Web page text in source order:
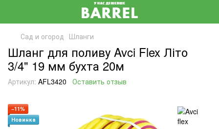
Сад и огород Шланги
Шланг для поливу Avci Flex Літо
3/4" 19 мм бухта 20м
Артикул: AFL3420 Оставить отзыв
−11%
Новинка